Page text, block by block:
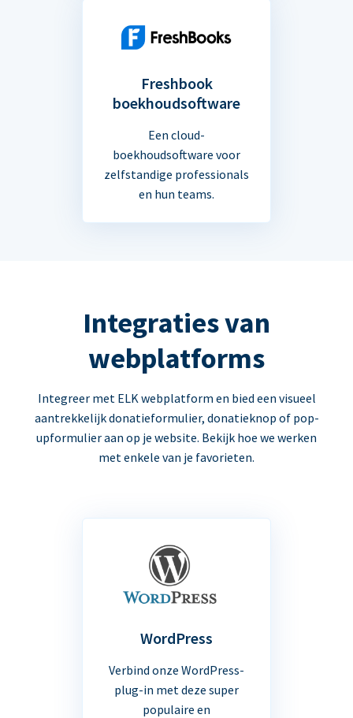
Freshbook
boekhoudsoftware
Een cloud-
boekhoudsoftware voor
zelfstandige professionals
en hun teams.
Integraties van
webplatforms
Integreer met ELK webplatform en bied een visueel
aantrekkelijk donatieformulier, donatieknop of pop-
upformulier aan op je website. Bekijk hoe we werken
met enkele van je favorieten.
WordPress
Verbind onze WordPress-
plug-in met deze super
populaire en